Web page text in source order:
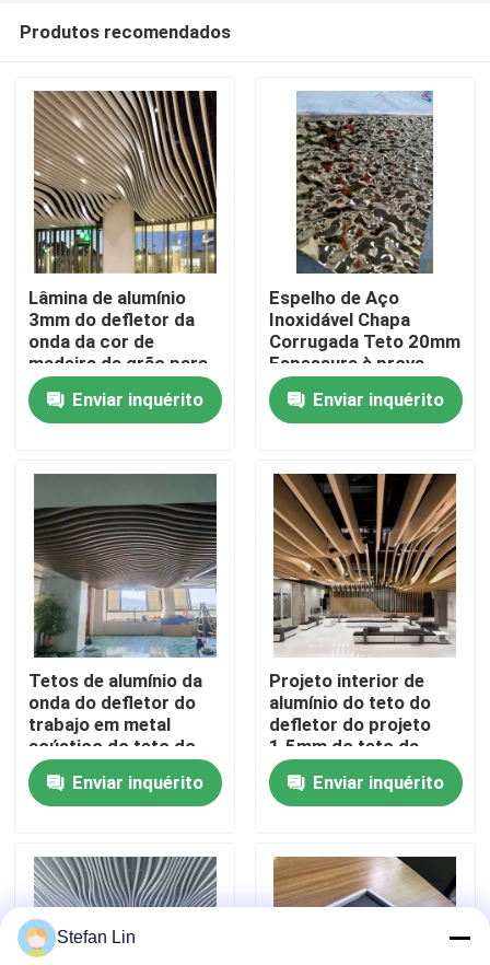
Lar
Produtos
Vídeos
Sobre Nós
Visita à fábrica
Controle de Qualidade
Contacte-nos
Casos
Solicite uma cotação
Produtos recomendados
Lâmina de alumínio
3mm do defletor da
onda da cor de
madeira da grão para
paredes e tetos
Enviar inquérito
Espelho de Aço
Inoxidável Chapa
Corrugada Teto 20mm
Espessura à prova
d'água
Enviar inquérito
Tetos de alumínio da
onda do defletor do
trabajo em metal
acústico do teto do
projeto
Enviar inquérito
Projeto interior de
alumínio do teto do
defletor do projeto
1.5mm do teto da
onda
Enviar inquérito
Stefan Lin